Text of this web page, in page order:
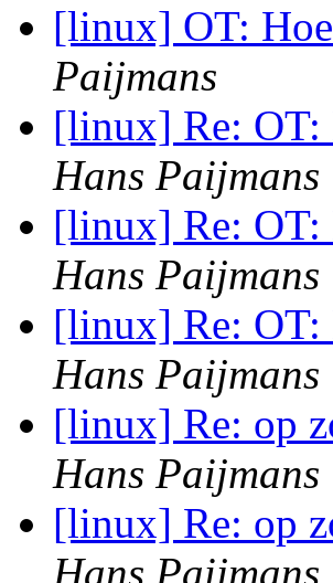
[linux] OT:
Paijmans
[linux] Re: OT:
Hans Paijmans
[linux] Re: OT:
Hans Paijmans
[linux] Re: OT:
Hans Paijmans
[linux] Re: op
Hans Paijmans
[linux] Re: op
Hans Paijmans